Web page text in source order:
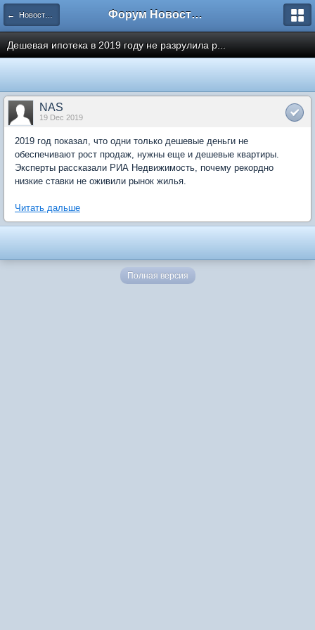
← Новости рынка недвижимости Форум Новостройки
Дешевая ипотека в 2019 году не разрулила р...
NAS
19 Dec 2019
2019 год показал, что одни только дешевые деньги не
обеспечивают рост продаж, нужны еще и дешевые квартиры.
Эксперты рассказали РИА Недвижимость, почему рекордно
низкие ставки не оживили рынок жилья.
Читать дальше
Полная версия